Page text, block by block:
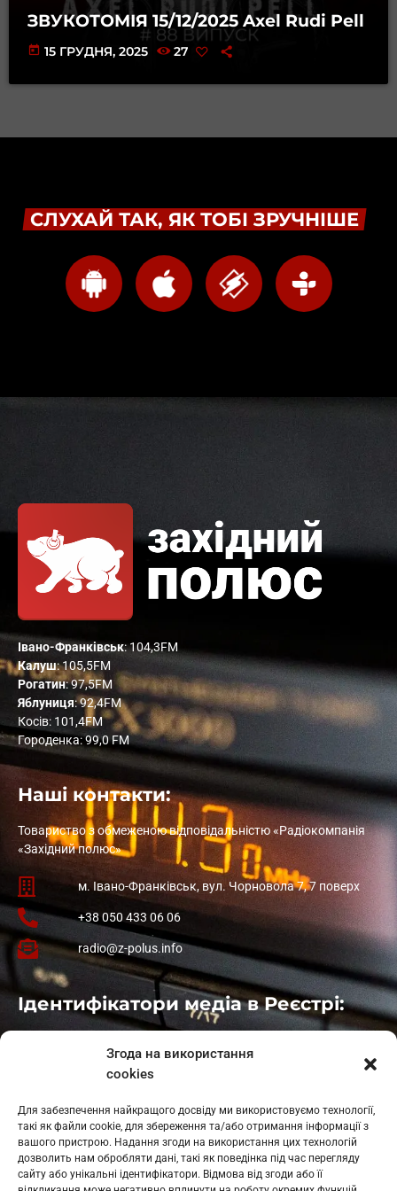
Згода на використання
cookies
Для забезпечення найкращого досвіду ми використовуємо технології,
такі як файли cookie, для збереження та/або отримання інформації з
вашого пристрою. Надання згоди на використання цих технологій
дозволить нам обробляти дані, такі як поведінка під час перегляду
сайту або унікальні ідентифікатори. Відмова від згоди або її
ЗВУКОТОМІЯ 15/12/2025 Axel Rudi Pell
today 15 ГРУДНЯ, 2025 27
СЛУХАЙ ТАК, ЯК ТОБІ ЗРУЧНІШЕ
Івано-Франківськ: 104,3FM
Калуш: 105,5FM
Рогатин: 97,5FM
Яблуниця: 92,4FM
Косів: 101,4FM
Городенка: 99,0 FM
Наші контакти:
Товариство з обмеженою відповідальністю «Радіокомпанія
«Західний полюс»
м. Івано-Франківськ, вул. Чорновола 7, 7 поверх
+38 050 433 06 06
radio@z-polus.info
Ідентифікатори медіа в Реєстрі:
: L11-01410
: L11-01801
Косів: L11-01805
Гарасимів: L11-02274